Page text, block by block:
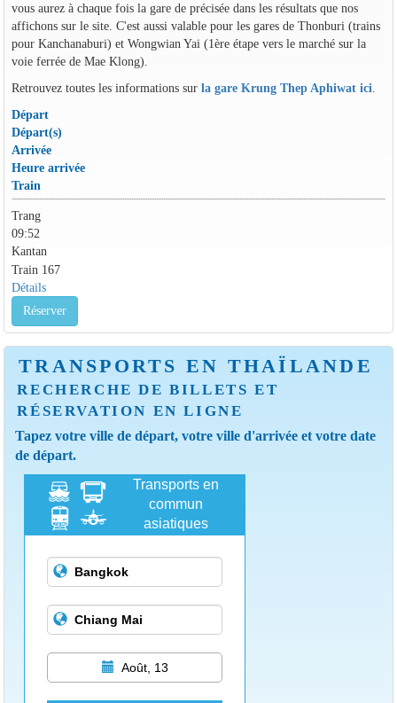
vous aurez à chaque fois la gare de précisée dans les résultats que nos
affichons sur le site. C'est aussi valable pour les gares de Thonburi (trains
pour Kanchanaburi) et Wongwian Yai (1ère étape vers le marché sur la
voie ferrée de Mae Klong).
Retrouvez toutes les informations sur la gare Krung Thep Aphiwat ici.
Départ
Départ(s)
Arrivée
Heure arrivée
Train
Trang
09:52
Kantan
Train 167
Détails
Réserver
TRANSPORTS EN THAÏLANDE
RECHERCHE DE BILLETS ET
RÉSERVATION EN LIGNE
Tapez votre ville de départ, votre ville d'arrivée et votre date
de départ.
Transports en
commun
asiatiques
Août, 13